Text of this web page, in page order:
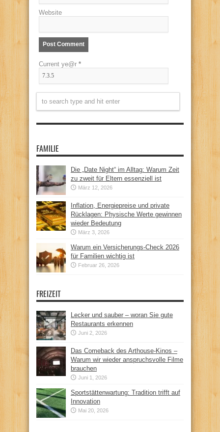
Website
Current ye@r *
FAMILIE
Die „Date Night“ im Alltag: Warum Zeit
zu zweit für Eltern essenziell ist
März 12, 2026
Inflation, Energiepreise und private
Rücklagen: Physische Werte gewinnen
wieder Bedeutung
März 3, 2026
Warum ein Versicherungs-Check 2026
für Familien wichtig ist
Februar 26, 2026
FREIZEIT
Lecker und sauber – woran Sie gute
Restaurants erkennen
Juni 2, 2026
Das Comeback des Arthouse-Kinos –
Warum wir wieder anspruchsvolle Filme
brauchen
Juni 1, 2026
Sportstättenwartung: Tradition trifft auf
Innovation
Mai 20, 2026